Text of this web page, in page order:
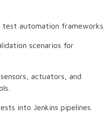
test automation frameworks.
scenarios for
actuators, and
into Jenkins pipelines.